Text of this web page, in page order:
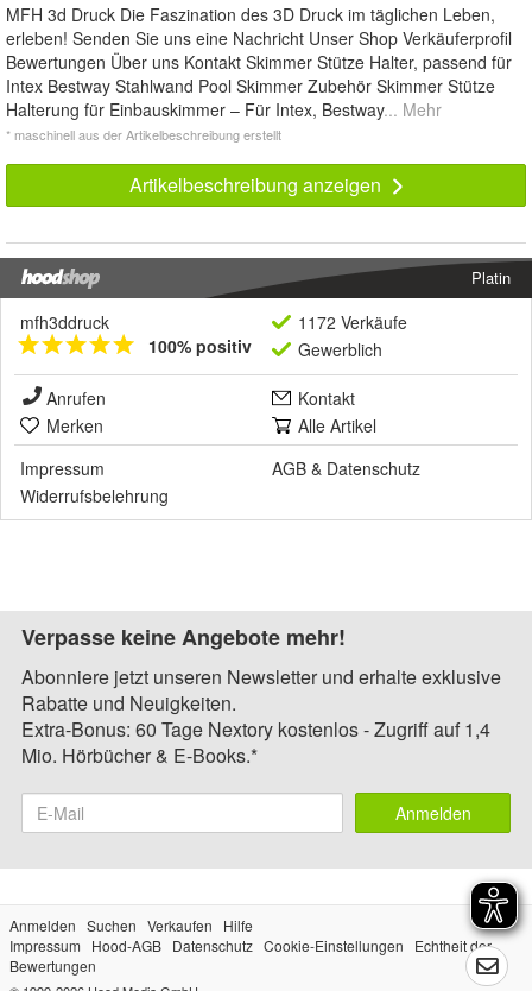
MFH 3d Druck Die Faszination des 3D Druck im täglichen Leben,
erleben! Senden Sie uns eine Nachricht Unser Shop Verkäuferprofil
Bewertungen Über uns Kontakt Skimmer Stütze Halter, passend für
Intex Bestway Stahlwand Pool Skimmer Zubehör Skimmer Stütze
Halterung für Einbauskimmer – Für Intex, Bestway... Mehr
* maschinell aus der Artikelbeschreibung erstellt
Artikelbeschreibung anzeigen
Platin
mfh3ddruck
100% positiv
1172 Verkäufe
Gewerblich
Anrufen
Kontakt
Merken
Alle Artikel
Impressum
AGB & Datenschutz
Widerrufsbelehrung
Verpasse keine Angebote mehr!
Abonniere jetzt unseren Newsletter und erhalte exklusive
Rabatte und Neuigkeiten.
Extra-Bonus: 60 Tage Nextory kostenlos - Zugriff auf 1,4
Mio. Hörbücher & E-Books.*
Anmelden
Anmelden Suchen Verkaufen
Hilfe
Impressum
Hood-AGB Datenschutz Cookie-Einstellungen
Echtheit der
Bewertungen